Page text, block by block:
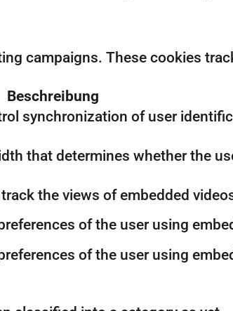
campaigns. These cookies
Beschreibung
synchronization of user
that determines whether the
the views of embedded
of the user using
of the user using